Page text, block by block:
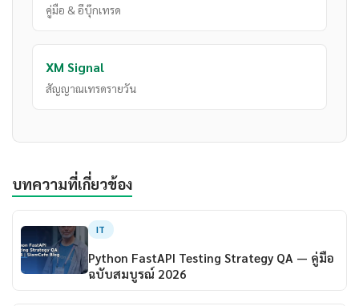
คู่มือ & อีบุ๊กเทรด
XM Signal
สัญญาณเทรดรายวัน
บทความที่เกี่ยวข้อง
IT
Python FastAPI Testing Strategy QA — คู่มือ
ฉบับสมบูรณ์ 2026